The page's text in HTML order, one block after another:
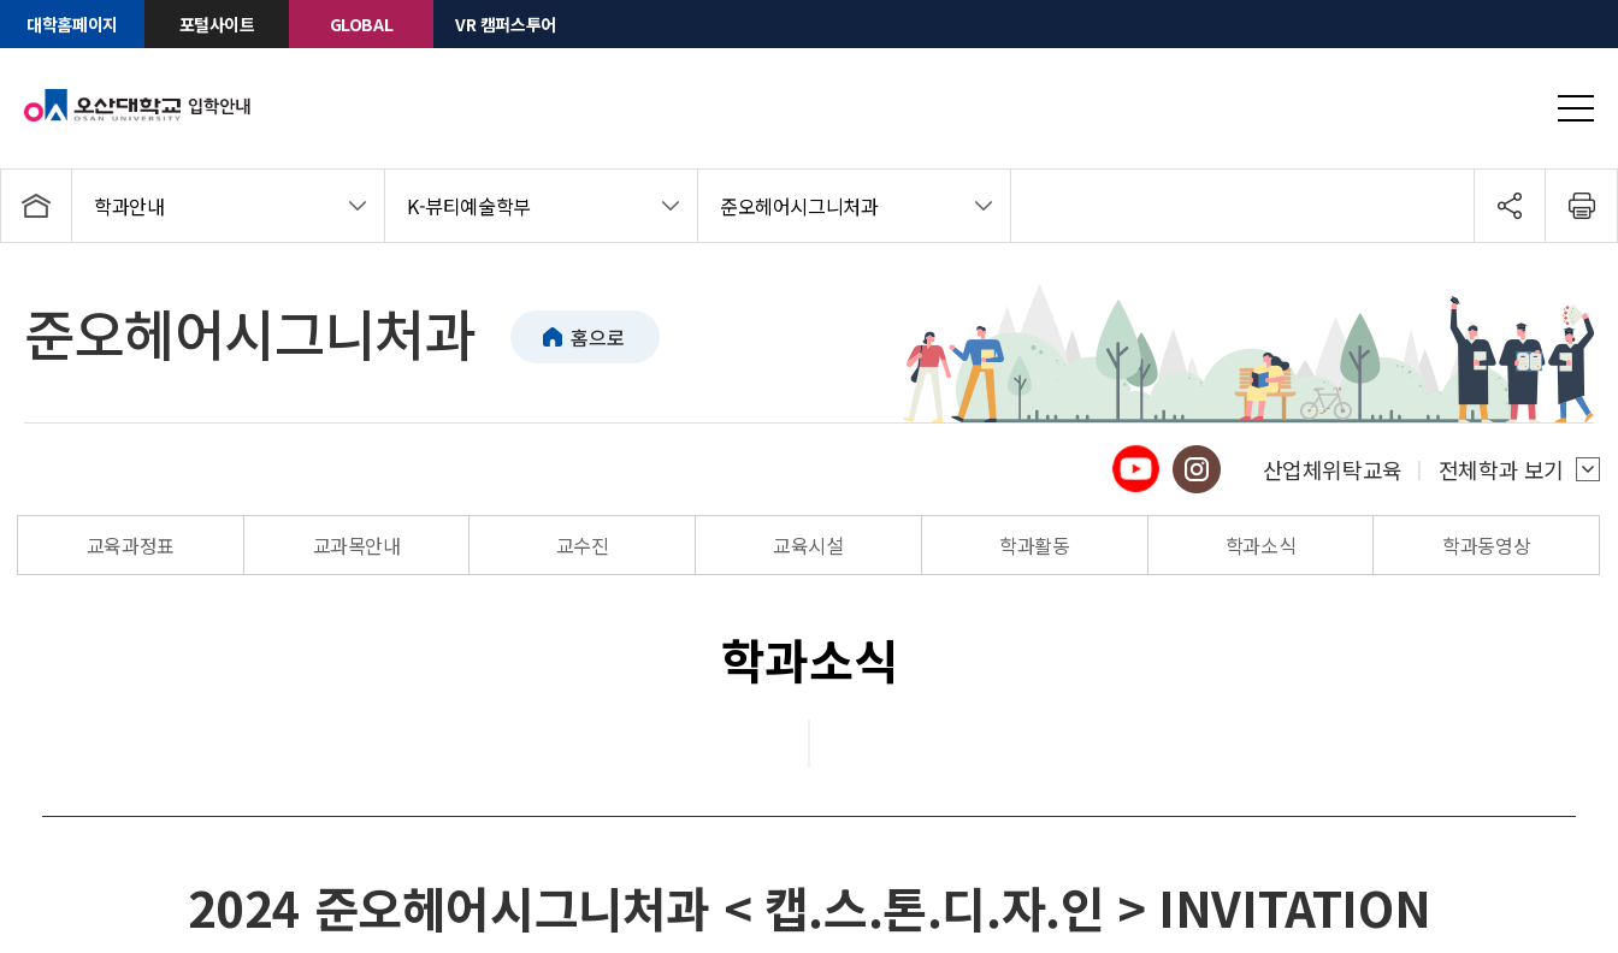
대학홈페이지 포털사이트 GLOBAL VR 캠퍼스투어
학과안내 K-뷰티예술학부 준오헤어시그니처과
준오헤어시그니처과 홈으로
산업체위탁교육 전체학과 보기
교육과정표 교과목안내 교수진 교육시설 학과활동 학과소식 학과동영상
학과소식
2024 준오헤어시그니처과 < 캡.스.톤.디.자.인 > INVITATION